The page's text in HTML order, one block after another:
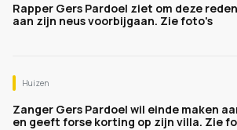
Rapper Gers Pardoel ziet om deze
aan zijn neus voorbijgaan. Zie foto's
Huizen
Zanger Gers Pardoel wil einde maken
en geeft forse korting op zijn villa. Zie